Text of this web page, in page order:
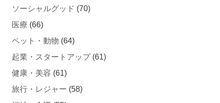
医療 (66)
ペット・動物
起業・スタートアップ
健康・美容 (61)
旅行・レジャー
福祉・介護(55)